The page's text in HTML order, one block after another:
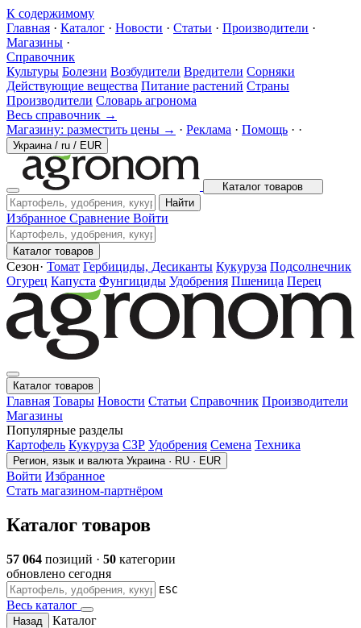
К содержимому
Главная · Каталог · Новости · Статьи · Производители ·
Магазины ·
Справочник
Культуры Болезни Возбудители Вредители Сорняки
Действующие вещества Питание растений Страны
Производители Словарь агронома
Весь справочник →
Магазину: разместить цены → · Реклама · Помощь · ·
Украина / ru / EUR
Каталог товаров
Найти
Избранное Сравнение Войти
Каталог товаров
Сезон· Томат Гербициды, Десиканты Кукуруза Подсолнечник
Огурец Капуста Фунгициды Удобрения Пшеница Перец
Каталог товаров
Главная Товары Новости Статьи Справочник Производители
Магазины
Популярные разделы
Картофель Кукуруза СЗР Удобрения Семена Техника
Регион, язык и валюта Украина · RU · EUR
Войти Избранное
Стать магазином-партнёром
Каталог товаров
57 064 позиций · 50 категории
обновлено сегодня
ESC
Весь каталог
Назад
Каталог